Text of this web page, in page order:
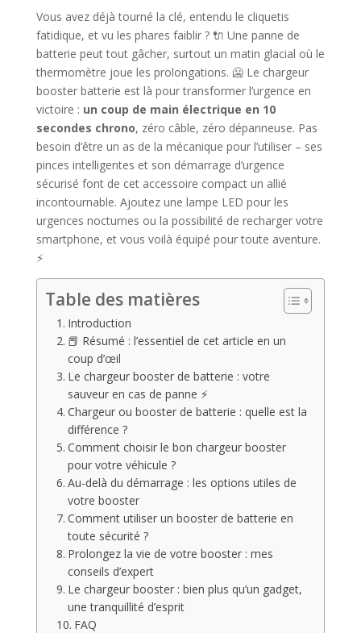
Vous avez déjà tourné la clé, entendu le cliquetis
fatidique, et vu les phares faiblir ? 🔌 Une panne de
batterie peut tout gâcher, surtout un matin glacial où le
thermomètre joue les prolongations. 🥶 Le chargeur
booster batterie est là pour transformer l’urgence en
victoire : un coup de main électrique en 10
secondes chrono, zéro câble, zéro dépanneuse. Pas
besoin d’être un as de la mécanique pour l’utiliser – ses
pinces intelligentes et son démarrage d’urgence
sécurisé font de cet accessoire compact un allié
incontournable. Ajoutez une lampe LED pour les
urgences nocturnes ou la possibilité de recharger votre
smartphone, et vous voilà équipé pour toute aventure.
⚡
Table des matières
Introduction
📕 Résumé : l’essentiel de cet article en un
coup d’œil
Le chargeur booster de batterie : votre
sauveur en cas de panne ⚡
Chargeur ou booster de batterie : quelle est la
différence ?
Comment choisir le bon chargeur booster
pour votre véhicule ?
Au-delà du démarrage : les options utiles de
votre booster
Comment utiliser un booster de batterie en
toute sécurité ?
Prolongez la vie de votre booster : mes
conseils d’expert
Le chargeur booster : bien plus qu’un gadget,
une tranquillité d’esprit
FAQ